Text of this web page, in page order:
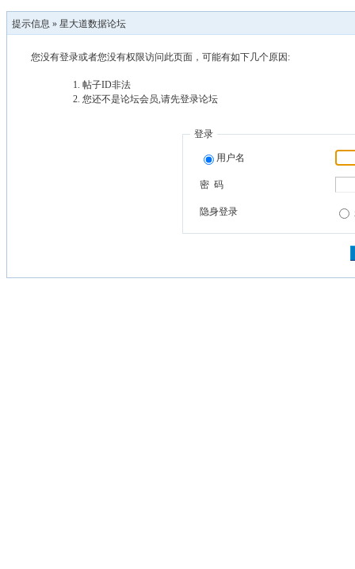
提示信息 » 星大道数据论坛
您没有登录或者您没有权限访问此页面，可能有如下几个原因:
帖子ID非法
您还不是论坛会员,请先登录论坛
登录
用户名
密 码
隐身登录